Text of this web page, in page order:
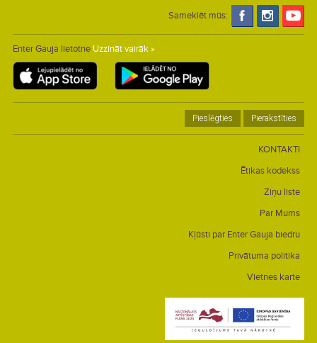
Sameklēt mūs:
Enter Gauja lietotne Uzzināt vairāk »
Pieslēgties Pierakstīties
KONTAKTI
Ētikas kodekss
Ziņu liste
Par Mums
Kļūsti par Enter Gauja biedru
Privātuma politika
Vietnes karte